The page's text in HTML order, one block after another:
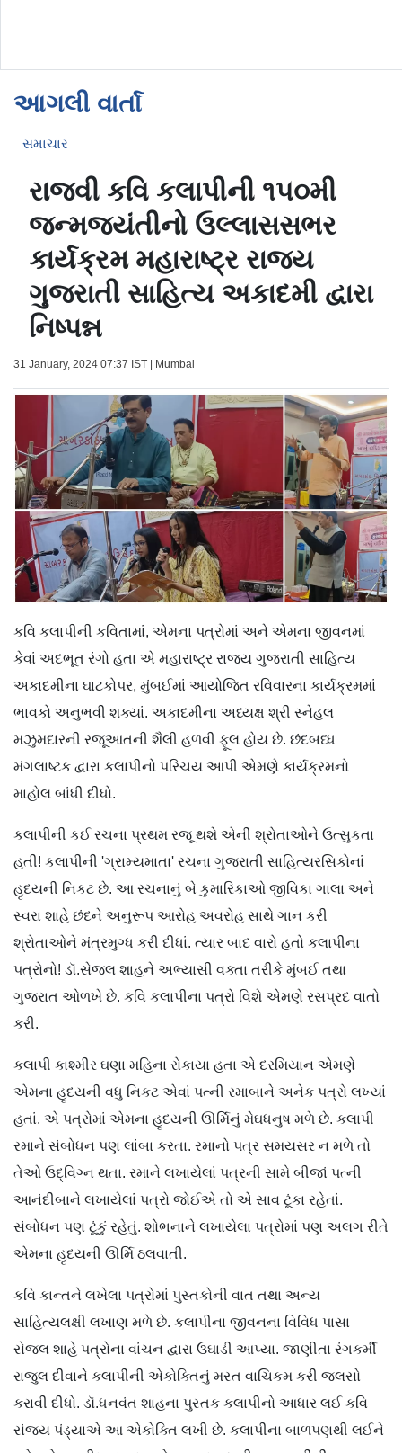
આગલી વાર્તા
સમાચાર
રાજવી કવિ કલાપીની ૧૫૦મી
જન્મજયંતીનો ઉલ્લાસસભર
કાર્યક્રમ મહારાષ્ટ્ર રાજ્ય
ગુજરાતી સાહિત્ય અકાદમી દ્વારા
નિષ્પન્ન
31 January, 2024 07:37 IST | Mumbai
કવિ કલાપીની કવિતામાં, એમના પત્રોમાં અને એમના જીવનમાં
કેવાં અદભૂત રંગો હતા એ મહારાષ્ટ્ર રાજ્ય ગુજરાતી સાહિત્ય
અકાદમીના ઘાટકોપર, મુંબઈમાં આયોજિત રવિવારના કાર્યક્રમમાં
ભાવકો અનુભવી શક્યાં. અકાદમીના અધ્યક્ષ શ્રી સ્નેહલ
મઝુમદારની રજૂઆતની શૈલી હળવી ફૂલ હોય છે. છંદબધ્ધ
મંગલાષ્ટક દ્વારા કલાપીનો પરિચય આપી એમણે કાર્યક્રમનો
માહોલ બાંધી દીધો.
કલાપીની કઈ રચના પ્રથમ રજૂ થશે એની શ્રોતાઓને ઉત્સુકતા
હતી! કલાપીની 'ગ્રામ્યમાતા' રચના ગુજરાતી સાહિત્યરસિકોનાં
હૃદયની નિકટ છે. આ રચનાનું બે કુમારિકાઓ જીવિકા ગાલા અને
સ્વરા શાહે છંદને અનુરૂપ આરોહ અવરોહ સાથે ગાન કરી
શ્રોતાઓને મંત્રમુગ્ધ કરી દીધાં. ત્યાર બાદ વારો હતો કલાપીના
પત્રોનો! ડૉ.સેજલ શાહને અભ્યાસી વક્તા તરીકે મુંબઈ તથા
ગુજરાત ઓળખે છે. કવિ કલાપીના પત્રો વિશે એમણે રસપ્રદ વાતો
કરી.
કલાપી કાશ્મીર ઘણા મહિના રોકાયા હતા એ દરમિયાન એમણે
એમના હૃદયની વધુ નિકટ એવાં પત્ની રમાબાને અનેક પત્રો લખ્યાં
હતાં. એ પત્રોમાં એમના હૃદયની ઊર્મિનું મેઘધનુષ મળે છે. કલાપી
રમાને સંબોધન પણ લાંબા કરતા. રમાનો પત્ર સમયસર ન મળે તો
તેઓ ઉદ્વિગ્ન થતા. રમાને લખાયેલાં પત્રની સામે બીજાં પત્ની
આનંદીબાને લખાયેલાં પત્રો જોઈએ તો એ સાવ ટૂંકા રહેતાં.
સંબોધન પણ ટૂંકું રહેતું. શોભનાને લખાયેલા પત્રોમાં પણ અલગ રીતે
એમના હૃદયની ઊર્મિ ઠલવાતી.
કવિ કાન્તને લખેલા પત્રોમાં પુસ્તકોની વાત તથા અન્ય
સાહિત્યલક્ષી લખાણ મળે છે. કલાપીના જીવનના વિવિધ પાસા
સેજલ શાહે પત્રોના વાંચન દ્વારા ઉઘાડી આપ્યા. જાણીતા રંગકર્મી
રાજુલ દીવાને કલાપીની એકોક્તિનું મસ્ત વાચિકમ કરી જલસો
કરાવી દીધો. ડૉ.ધનવંત શાહના પુસ્તક કલાપીનો આધાર લઈ કવિ
સંજય પંડ્યાએ આ એકોક્તિ લખી છે. કલાપીના બાળપણથી લઈને